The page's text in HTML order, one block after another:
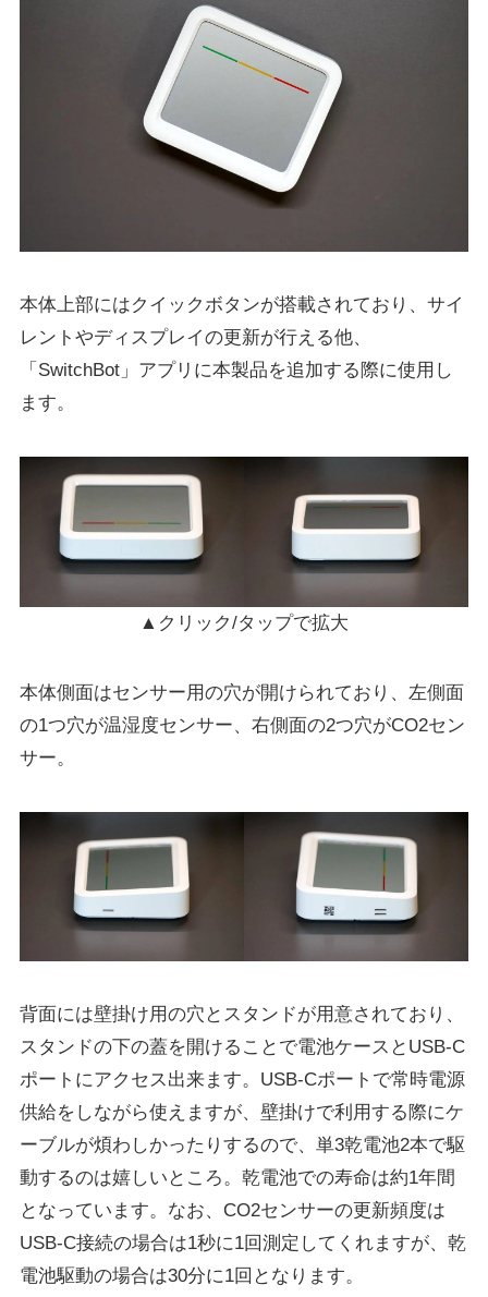
本体上部にはクイックボタンが搭載されており、サイ
レントやディスプレイの更新が行える他、
「SwitchBot」アプリに本製品を追加する際に使用し
ます。
▲クリック/タップで拡大
本体側面はセンサー用の穴が開けられており、左側面
の1つ穴が温湿度センサー、右側面の2つ穴がCO2セン
サー。
背面には壁掛け用の穴とスタンドが用意されており、
スタンドの下の蓋を開けることで電池ケースとUSB-C
ポートにアクセス出来ます。USB-Cポートで常時電源
供給をしながら使えますが、壁掛けで利用する際にケ
ーブルが煩わしかったりするので、単3乾電池2本で駆
動するのは嬉しいところ。乾電池での寿命は約1年間
となっています。なお、CO2センサーの更新頻度は
USB-C接続の場合は1秒に1回測定してくれますが、乾
電池駆動の場合は30分に1回となります。